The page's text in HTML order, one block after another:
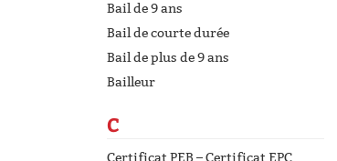
Bail de 9 ans
Bail de courte durée
Bail de plus de 9 ans
Bailleur
C
Certificat PEB – Certificat EPC